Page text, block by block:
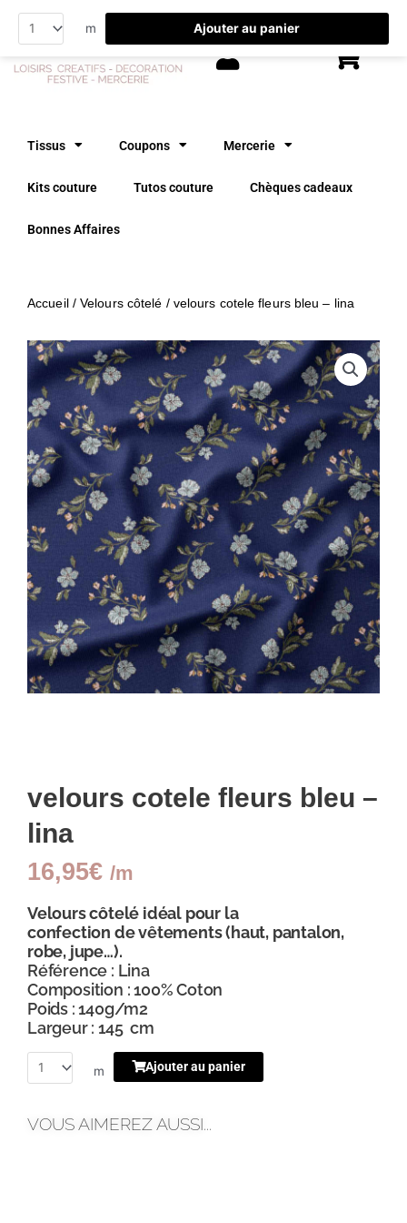
contenu
Tissus Coupons Mercerie
Kits couture Tutos couture Chèques cadeaux
Bonnes Affaires
Accueil/Velours côtelé / velours cotele fleurs bleu – lina
velours cotele fleurs bleu –
lina
16,95€ /m
Velours côtelé idéal pour la
confection de vêtements (haut, pantalon,
robe, jupe…).
Référence : Lina
Composition : 100% Coton
Poids : 140g/m2
Largeur : 145 cm
m Ajouter au panier
VOUS AIMEREZ AUSSI...
m Ajouter au panier